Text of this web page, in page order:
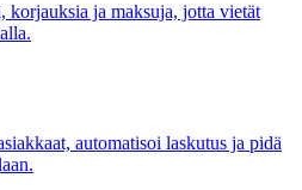
korjauksia ja maksuja, jotta vietät
automatisoi laskutus ja pidä